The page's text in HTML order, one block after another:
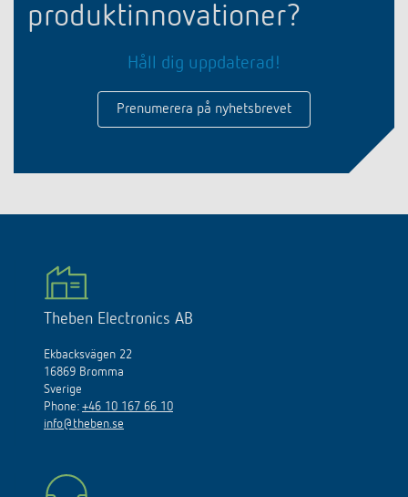
produktinnovationer?
Håll dig uppdaterad!
Prenumerera på nyhetsbrevet
Theben Electronics AB
Ekbacksvägen 22
16869 Bromma
Sverige
Phone: +46 10 167 66 10
info@theben.se